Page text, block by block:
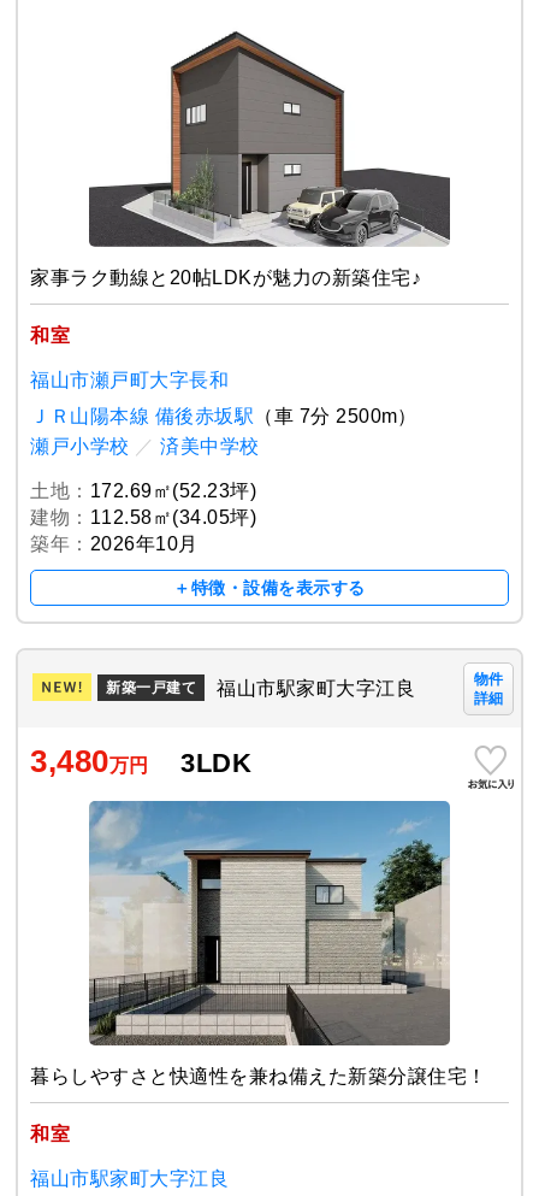
家事ラク動線と20帖LDKが魅力の新築住宅♪
和室
福山市瀬戸町大字長和
ＪＲ山陽本線 備後赤坂駅 （車 7分 2500m）
瀬戸小学校 ／ 済美中学校
土地： 172.69㎡(52.23坪)
建物： 112.58㎡(34.05坪)
築年： 2026年10月
＋特徴・設備を表示する
新築一戸建て 福山市駅家町大字江良
物件
詳細
3,480万円 3LDK
暮らしやすさと快適性を兼ね備えた新築分譲住宅！
和室
福山市駅家町大字江良